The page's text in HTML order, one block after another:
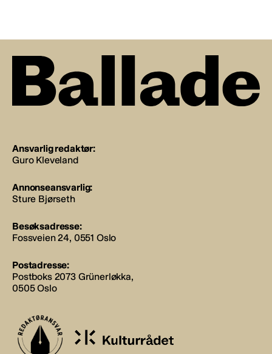
Ansvarlig redaktør:
Guro Kleveland
Annonseansvarlig:
Sture Bjørseth
Besøksadresse:
Fossveien 24, 0551 Oslo
Postadresse:
Postboks 2073 Grünerløkka,
0505 Oslo